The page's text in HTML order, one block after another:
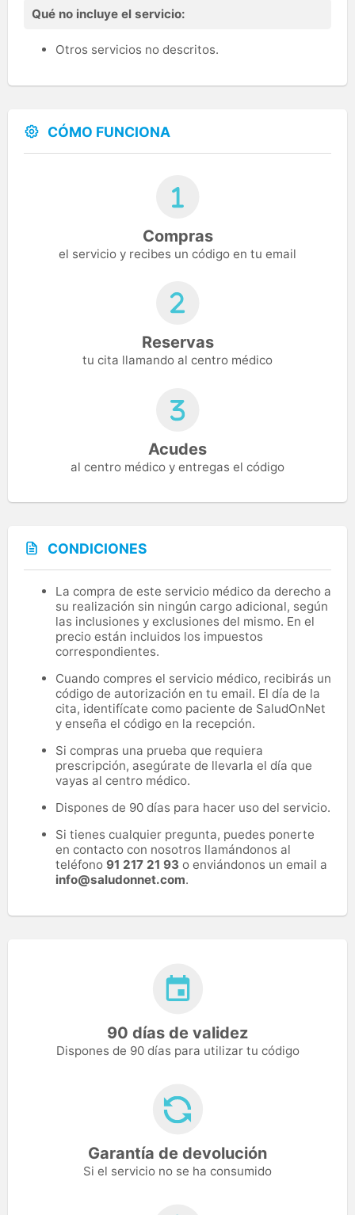
Qué no incluye el servicio:
Otros servicios no descritos.
CÓMO FUNCIONA
Compras
el servicio y recibes un código en tu email
Reservas
tu cita llamando al centro médico
Acudes
al centro médico y entregas el código
CONDICIONES
La compra de este servicio médico da derecho a
su realización sin ningún cargo adicional, según
las inclusiones y exclusiones del mismo. En el
precio están incluidos los impuestos
correspondientes.
Cuando compres el servicio médico, recibirás un
código de autorización en tu email. El día de la
cita, identifícate como paciente de SaludOnNet
y enseña el código en la recepción.
Si compras una prueba que requiera
prescripción, asegúrate de llevarla el día que
vayas al centro médico.
Dispones de 90 días para hacer uso del servicio.
Si tienes cualquier pregunta, puedes ponerte
en contacto con nosotros llamándonos al
teléfono 91 217 21 93 o enviándonos un email a
info@saludonnet.com.
90 días de validez
Dispones de 90 días para utilizar tu código
Garantía de devolución
Si el servicio no se ha consumido